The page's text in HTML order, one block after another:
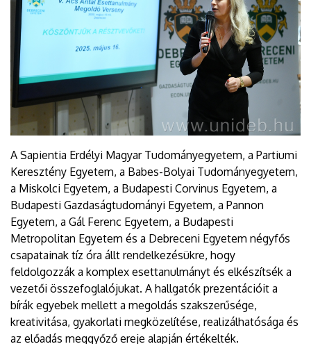
A Sapientia Erdélyi Magyar Tudományegyetem, a Partiumi
Keresztény Egyetem, a Babes-Bolyai Tudományegyetem,
a Miskolci Egyetem, a Budapesti Corvinus Egyetem, a
Budapesti Gazdaságtudományi Egyetem, a Pannon
Egyetem, a Gál Ferenc Egyetem, a Budapesti
Metropolitan Egyetem és a Debreceni Egyetem négyfős
csapatainak tíz óra állt rendelkezésükre, hogy
feldolgozzák a komplex esettanulmányt és elkészítsék a
vezetői összefoglalójukat. A hallgatók prezentációit a
bírák egyebek mellett a megoldás szakszerűsége,
kreativitása, gyakorlati megközelítése, realizálhatósága és
az előadás meggyőző ereje alapján értékelték.